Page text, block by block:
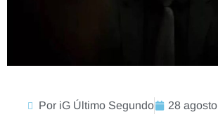
Por iG Último Segundo 28